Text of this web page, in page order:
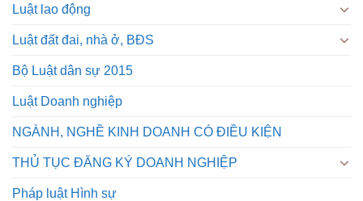
Luật lao động
Luật đất đai, nhà ở, BĐS
Bộ Luật dân sự 2015
Luật Doanh nghiệp
NGÀNH, NGHỀ KINH DOANH CÓ ĐIỀU KIỆN
THỦ TỤC ĐĂNG KÝ DOANH NGHIỆP
Pháp luật Hình sự